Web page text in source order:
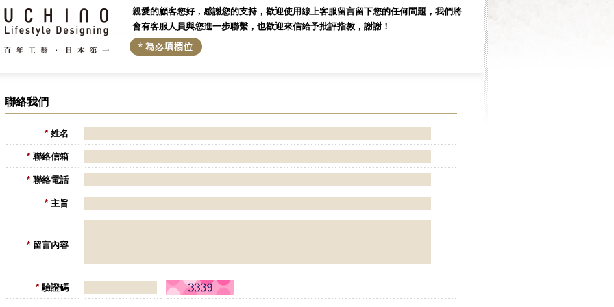
親愛的顧客您好，感謝您的支持，歡迎使用線上客服留言留下您的任何問題，我們將
會有客服人員與您進一步聯繫，也歡迎來信給予批評指教，謝謝！
聯絡我們
* 姓名
* 聯絡信箱
* 聯絡電話
* 主旨
* 留言內容
* 驗證碼